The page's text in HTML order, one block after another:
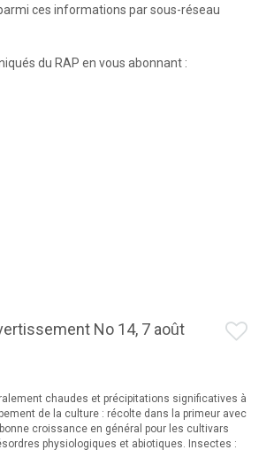
ces informations par sous-réseau
du RAP en vous abonnant :
No 14, 7 août
chaudes et précipitations significatives à
de la culture : récolte dans la primeur avec
croissance en général pour les cultivars
physiologiques et abiotiques. Insectes :